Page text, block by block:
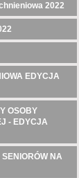
2022
EDYCJA
OSOBY
- EDYCJA
NA